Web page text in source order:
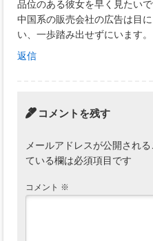
品位のある彼女を早く見たいで
中国系の販売会社の広告は目
い、一歩踏み出せずにいます。
返信
コメントを残す
メールアドレスが公開される
ている欄は必須項目です
コメント ※